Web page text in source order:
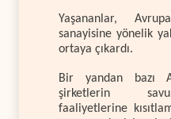
Yaşananlar,
sanayisine yönelik
ortaya çıkardı.
Bir yandan bazı
şirketlerin
faaliyetlerine